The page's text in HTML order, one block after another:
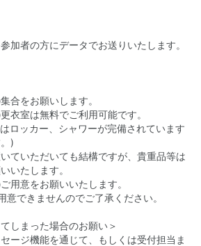
加者の方にデータでお送りいたします。
合をお願いします。
衣室は無料でご利用可能です。
ロッカー、シャワーが完備されています
)
ていただいても結構ですが、貴重品等は
いたします。
用意をお願いいたします。
意できませんのでご了承ください。
しまった場合のお願い＞
ージ機能を通じて、もしくは受付担当ま